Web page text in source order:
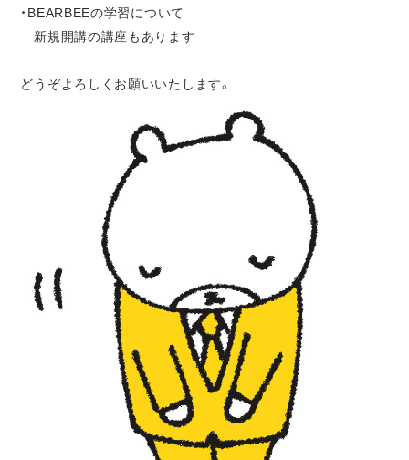
・BEARBEEの学習について
新規開講の講座もあります
どうぞよろしくお願いいたします。